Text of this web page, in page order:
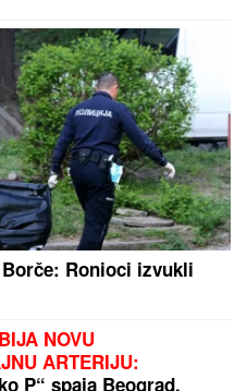
šta je pronađeno u